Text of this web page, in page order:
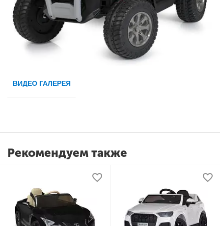
ВИДЕО ГАЛЕРЕЯ
Рекомендуем также